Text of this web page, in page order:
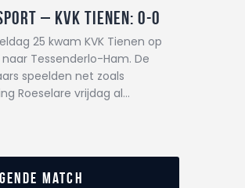
– KVK Tienen: 0-0
25 kwam KVK Tienen op
Tessenderlo-Ham. De
speelden net zoals
Roeselare vrijdag al…
match